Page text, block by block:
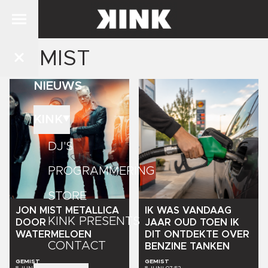
NIEUWS
DJ'S
PROGRAMMERING
STORE
KINK PRESENTS
CONTACT
GEMIST
JON MIST METALLICA
DOOR
WATERMELOEN
GEMIST
IK WAS VANDAAG
JAAR OUD TOEN
IK
DIT ONTDEKTE OVER
BENZINE TANKEN
GEMIST